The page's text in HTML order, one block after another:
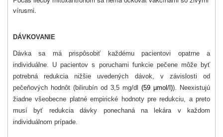
vírusmi.
DÁVKOVANIE
Dávka sa má prispôsobiť každému pacientovi opatrne a
individuálne. U pacientov s poruchami funkcie pečene môže byť
potrebná redukcia nižšie uvedených dávok, v závislosti od
pečeňových hodnôt (bilirubín od 3,5 mg/dl
(59 µmol/l)). Neexistujú
žiadne všeobecne platné empirické hodnoty pre redukciu, a preto
musí byť redukcia dávky ponechaná na lekára v každom
individuálnom prípade.